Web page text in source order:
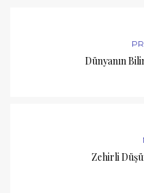
Dünyanın
Zehirli